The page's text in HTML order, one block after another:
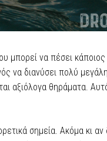
να πέσει κάποιος
να διανύσει πολύ
αξιόλογα θηράματα.
σημεία. Ακόμα κι